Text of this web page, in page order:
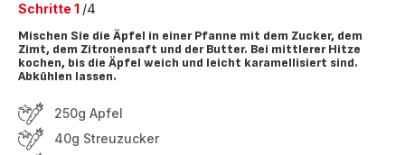
Schritte 1 /4
Mischen Sie die Äpfel in einer Pfanne mit dem Zucker, dem
Zimt, dem Zitronensaft und der Butter. Bei mittlerer Hitze
kochen, bis die Äpfel weich und leicht karamellisiert sind.
Abkühlen lassen.
250g Apfel
40g Streuzucker